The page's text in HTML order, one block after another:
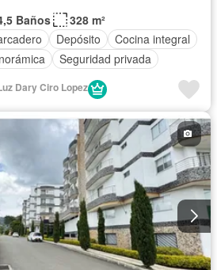
Baños
328 m²
Depósito
Cocina integral
Seguridad privada
Dary Ciro Lopez